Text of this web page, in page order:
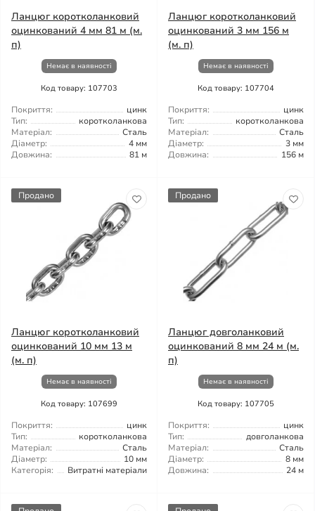
Ланцюг коротколанковий
оцинкований 4 мм 81 м (м.
п)
Немає в наявності
Код товару: 107703
Покриття:
цинк
Тип:
коротколанкова
Матеріал:
Сталь
Діаметр:
4 мм
Довжина:
81 м
Ланцюг коротколанковий
оцинкований 3 мм 156 м
(м. п)
Немає в наявності
Код товару: 107704
Покриття:
цинк
Тип:
коротколанкова
Матеріал:
Сталь
Діаметр:
3 мм
Довжина:
156 м
Продано
Ланцюг коротколанковий
оцинкований 10 мм 13 м
(м. п)
Немає в наявності
Код товару: 107699
Покриття:
цинк
Тип:
коротколанкова
Матеріал:
Сталь
Діаметр:
10 мм
Категорія:
Витратні матеріали
Продано
Ланцюг довголанковий
оцинкований 8 мм 24 м (м.
п)
Немає в наявності
Код товару: 107705
Покриття:
цинк
Тип:
довголанкова
Матеріал:
Сталь
Діаметр:
8 мм
Довжина:
24 м